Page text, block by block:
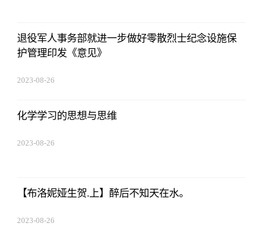
退役军人事务部就进一步做好零散烈士纪念设施保
护管理印发《意见》
2023-08-26
化学学习的思想与思维
2023-08-26
【布洛妮娅生贺.上】醉后不知天在水。
2023-08-26